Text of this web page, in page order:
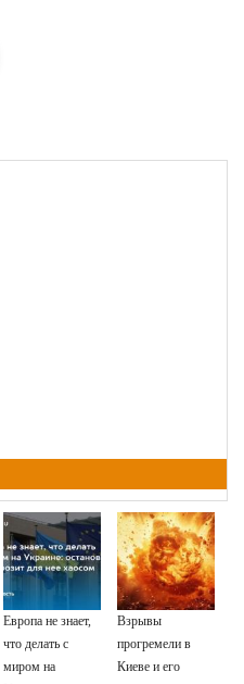
Европа не знает,
что делать с
миром на
Взрывы
прогремели в
Киеве и его